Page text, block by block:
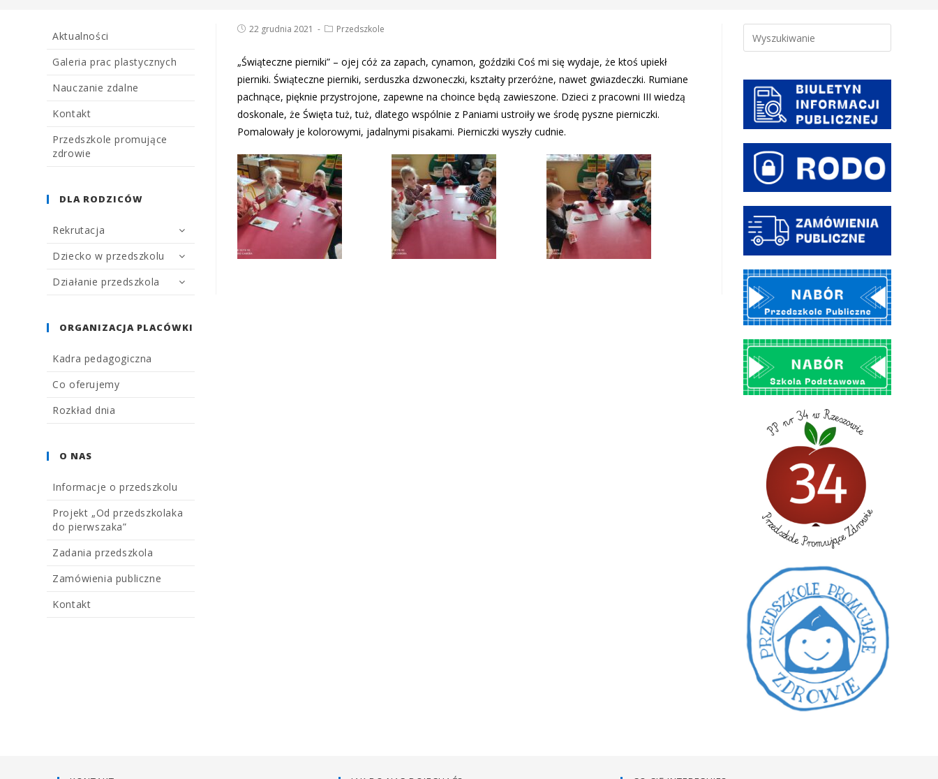
22 grudnia 2021 Przedszkole
„Świąteczne pierniki” – ojej cóż za zapach, cynamon, goździki Coś mi się wydaje, że ktoś upiekł
pierniki. Świąteczne pierniki, serduszka dzwoneczki, kształty przeróżne, nawet gwiazdeczki. Rumiane
pachnące, pięknie przystrojone, zapewne na choince będą zawieszone. Dzieci z pracowni III wiedzą
doskonale, że Święta tuż, tuż, dlatego wspólnie z Paniami ustroiły we środę pyszne pierniczki.
Pomalowały je kolorowymi, jadalnymi pisakami. Pierniczki wyszły cudnie.
Aktualności
Galeria prac plastycznych
Nauczanie zdalne
Kontakt
Przedszkole promujące
zdrowie
DLA RODZICÓW
Rekrutacja
Dziecko w przedszkolu
Działanie przedszkola
ORGANIZACJA PLACÓWKI
Kadra pedagogiczna
Co oferujemy
Rozkład dnia
O NAS
Informacje o przedszkolu
Projekt „Od przedszkolaka
do pierwszaka”
Zadania przedszkola
Zamówienia publiczne
Kontakt